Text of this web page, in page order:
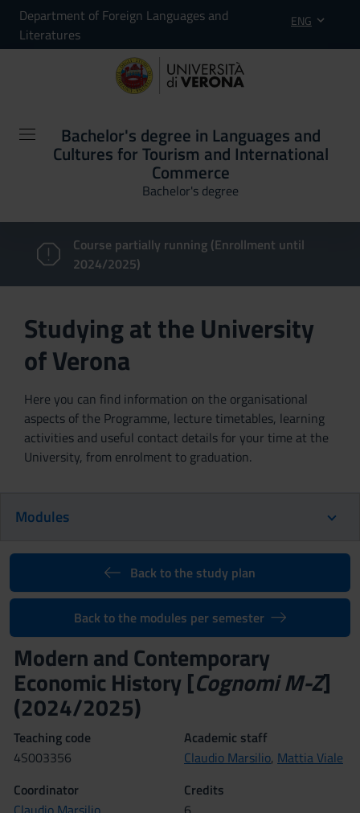
Department of Foreign Languages and
Literatures
ENG
Bachelor's degree in Languages and
Cultures for Tourism and International
Commerce
Bachelor's degree
Course partially running (Enrollment until
2024/2025)
Studying at the University
of Verona
Here you can find information on the organisational
aspects of the Programme, lecture timetables, learning
activities and useful contact details for your time at the
University, from enrolment to graduation.
Modules
Back to the study plan
Back to the modules per semester
Modern and Contemporary
Economic History [Cognomi M-Z]
(2024/2025)
Teaching code
4S003356
Academic staff
Claudio Marsilio, Mattia Viale
Coordinator
Credits